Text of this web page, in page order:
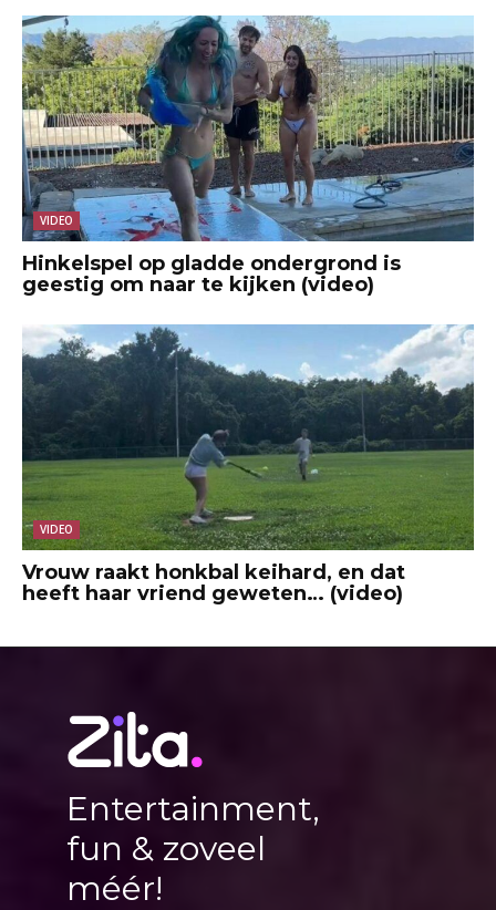
VIDEO
Hinkelspel op gladde ondergrond is
geestig om naar te kijken (video)
VIDEO
Vrouw raakt honkbal keihard, en dat
heeft haar vriend geweten… (video)
Entertainment,
fun & zoveel
méér!